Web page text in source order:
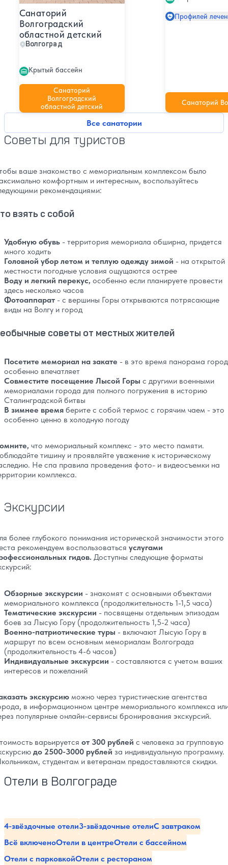
Все санатории
Санаторий
Волгоградский
областной детский
Волгоград
Крытый бассейн
Санаторий
Волгоградский
областной детский
Профилей
Санаторий
Советы для туристов
ваше знакомство с мемориальным комплексом было
комфортным и интересным, воспользуйтесь
рекомендациями:
взять с собой
Удобную обувь - территория мемориала обширна, придется
много ходить
Головной убор летом и теплую одежду зимой - на открытой
местности погодные условия ощущаются острее
Воду и легкий перекус, особенно если планируете провести
здесь несколько часов
Фотоаппарат - с вершины Горы открываются потрясающие
виды на Волгу и город
советы от местных жителей
Посетите мемориал на закате - в это время панорама
особенно впечатляет
Совместите посещение Лысой Горы с другими военными
мемориалами города для полного погружения в историю
Сталинградской битвы
В зимнее время берите с собой термос с горячим чаем - это
особенно ценно в холодную погоду
что мемориальный комплекс - это место памяти.
тишину и проявляйте уважение к историческому
Не спа правила проведения фото- и видеосъемки на
комплекса.
Экскурсии
более глубокого понимания исторической значимости этого
рекомендуем воспользоваться услугами
гидов. Доступны следующие форматы
Обзорные экскурсии - знакомят с основными объектами
мемориального комплекса (продолжительность 1-1,5 часа)
Тематические экскурсии - посвящены отдельным эпизодам
боев за Лысую Гору (продолжительность 1,5-2 часа)
Военно-патриотические туры - включают Лысую Гору в
маршрут по всем основным мемориалам Волгограда
(продолжительность 4-6 часов)
Индивидуальные экскурсии - составляются с учетом ваших
интересов и пожеланий
экскурсию можно через туристические агентства
в информационном центре мемориального комплекса
популярные онлайн-сервисы бронирования экскурсий.
варьируется от 300 рублей с человека за групповую
до 2500-3000 рублей за индивидуальную программу.
студентам и ветеранам предоставляются скидки.
Отели в Волгограде
4-звёздочные отели3-звёздочные отелиС завтраком
Всё включеноОтели в центреОтели с бассейном
Отели с парковкойОтели с рестораном